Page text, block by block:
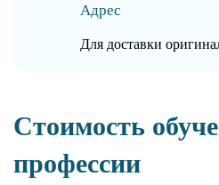
Адрес
Для доставки
Стоимость
профессии